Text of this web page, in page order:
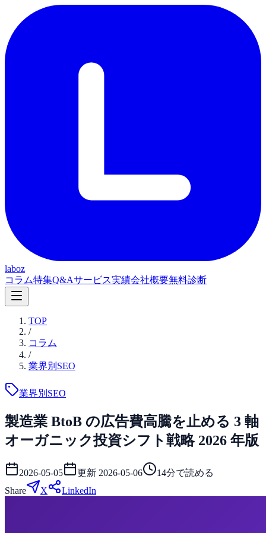
laboz
コラム特集Q&Aサービス実績会社概要無料診断
TOP
/
コラム
/
業界別SEO
業界別SEO
製造業 BtoB の広告費高騰を止める 3 軸
オーガニック投資シフト戦略 2026 年版
2026-05-05 更新 2026-05-06 14分で読める
Share
X LinkedIn